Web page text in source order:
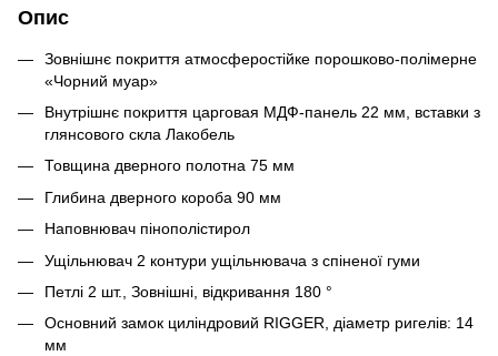
Опис
Зовнішнє покриття атмосферостійке порошково-полімерне
«Чорний муар»
Внутрішнє покриття царговая МДФ-панель 22 мм, вставки з
глянсового скла Лакобель
Товщина дверного полотна 75 мм
Глибина дверного короба 90 мм
Наповнювач пінополістирол
Ущільнювач 2 контури ущільнювача з спіненої гуми
Петлі 2 шт., Зовнішні, відкривання 180 °
Основний замок циліндровий RIGGER, діаметр ригелів: 14
мм